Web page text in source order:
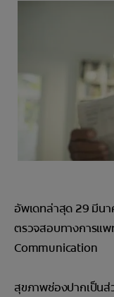
อัพเดทล่าสุด 29 มีน
ตรวจสอบทางการแ
Communication
สุขภาพช่องปากเป็น